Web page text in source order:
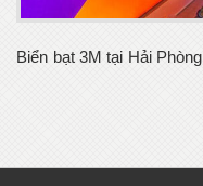
Biển bạt 3M tại Hải Phòng